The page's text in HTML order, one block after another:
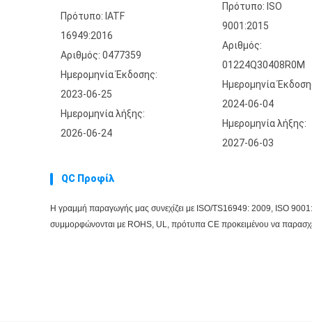
Πρότυπο: IATF
16949:2016
Αριθμός: 0477359
Ημερομηνία Έκδοσης:
2023-06-25
Ημερομηνία λήξης:
2026-06-24
Πρότυπο: ISO
9001:2015
Αριθμός:
01224Q30408R0M
Ημερομηνία
2024-06-04
Ημερομηνία λήξης:
2027-06-03
QC Προφίλ
Η γραμμή παραγωγής μας συνεχίζει με ISO/TS16949: 2009, ISO
συμμορφώνονται με ROHS, UL, πρότυπα CE προκειμένου να